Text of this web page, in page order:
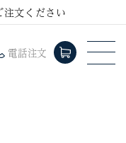
注文ください
電話注文